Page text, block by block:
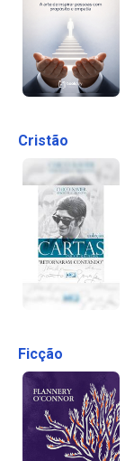
Cristão
Ficção